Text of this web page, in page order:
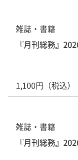
雑誌・書籍
『月刊総務』
1,100円（税込）
雑誌・書籍
『月刊総務』